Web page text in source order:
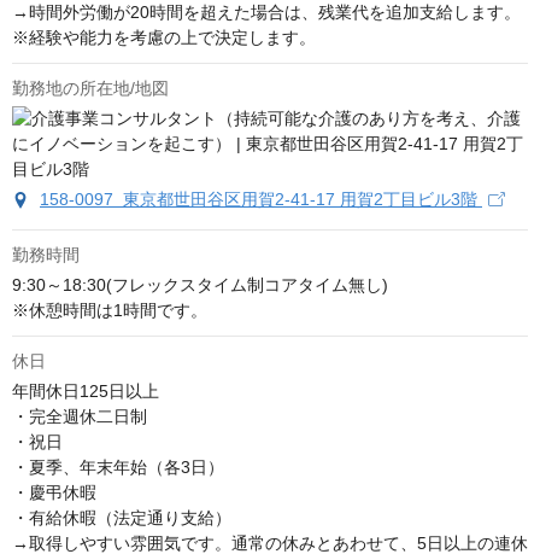
→時間外労働が20時間を超えた場合は、残業代を追加支給します。
※経験や能力を考慮の上で決定します。
勤務地の所在地/地図
158-0097 東京都世田谷区用賀2-41-17 用賀2丁目ビル3階
勤務時間
9:30～18:30(フレックスタイム制コアタイム無し)
※休憩時間は1時間です。
休日
年間休日125日以上
・完全週休二日制
・祝日
・夏季、年末年始（各3日）
・慶弔休暇
・有給休暇（法定通り支給）
→取得しやすい雰囲気です。通常の休みとあわせて、5日以上の連休